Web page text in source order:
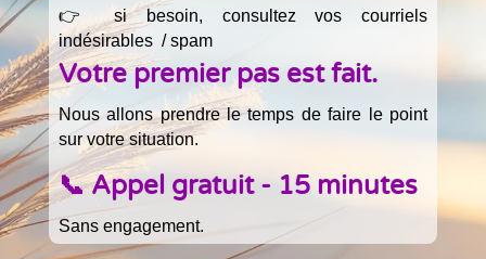
👉 si besoin, consultez vos courriels
indésirables / spam
Votre premier pas est fait.
Nous allons prendre le temps de faire le point
sur votre situation.
📞 Appel gratuit - 15 minutes
Sans engagement.